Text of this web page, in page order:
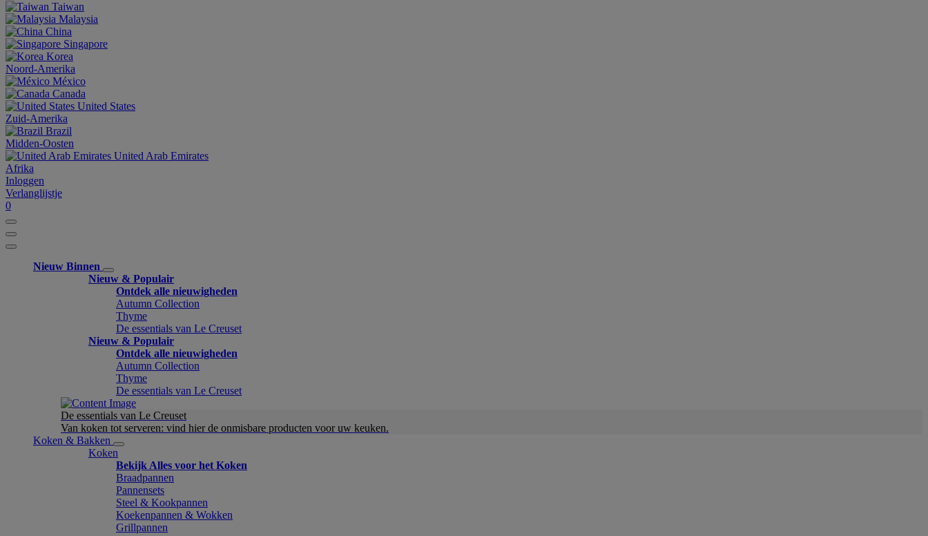
Taiwan
Malaysia
China
Singapore
Korea
Noord-Amerika
México
Canada
United States
Zuid-Amerika
Brazil
Midden-Oosten
United Arab Emirates
Afrika
Inloggen
Verlanglijstje
0
Nieuw Binnen
Nieuw & Populair
Ontdek alle nieuwigheden
Autumn Collection
Thyme
De essentials van Le Creuset
Nieuw & Populair
Ontdek alle nieuwigheden
Autumn Collection
Thyme
De essentials van Le Creuset
De essentials van Le Creuset
Van koken tot serveren: vind hier de onmisbare producten voor uw keuken.
Koken & Bakken
Koken
Bekijk Alles voor het Koken
Braadpannen
Pannensets
Steel & Kookpannen
Koekenpannen & Wokken
Grillpannen